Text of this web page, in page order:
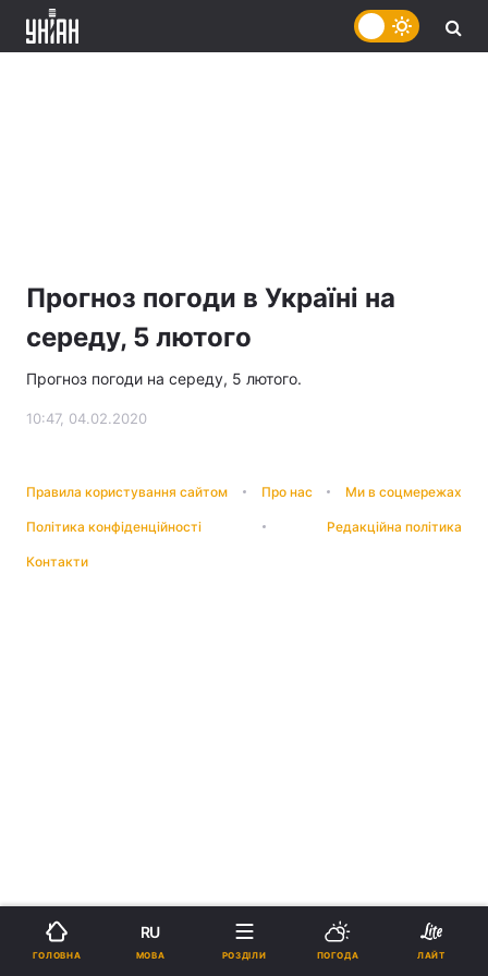
Прогноз погоди в Україні на
середу, 5 лютого
Прогноз погоди на середу, 5 лютого.
10:47, 04.02.2020
Правила користування сайтом Про нас Ми в соцмережах
Політика конфіденційності Редакційна політика
Контакти
ГОЛОВНА
RU
МОВА РОЗДІЛИ ПОГОДА ЛАЙТ